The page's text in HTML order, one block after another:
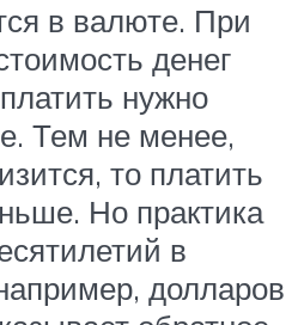
в валюте. При
денег
нужно
Тем не менее,
то платить
Но практика
в
долларов